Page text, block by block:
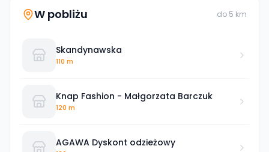
W pobliżu do 5 km
Skandynawska
110 m
Knap Fashion - Małgorzata Barczuk
120 m
AGAWA Dyskont odzieżowy